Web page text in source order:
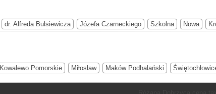
dr. Alfreda Bulsiewicza Józefa Czarneckiego Szkolna Nowa
Kowalewo Pomorskie Miłosław Maków Podhalański